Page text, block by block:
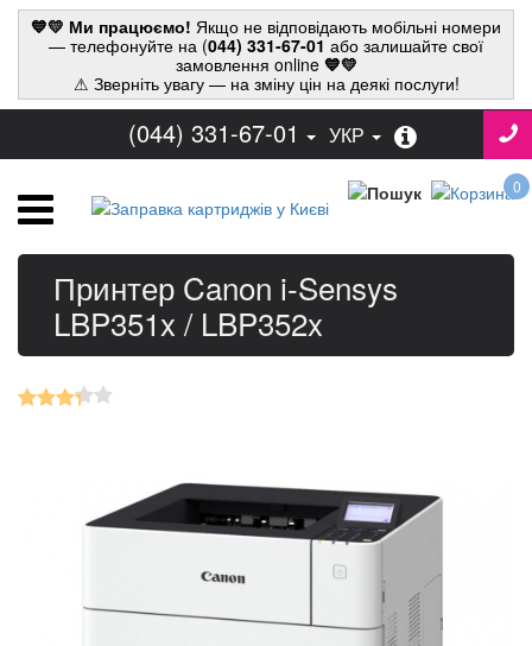
💙💛 Ми працюємо! Якщо не відповідають мобільні номери
— телефонуйте на (044) 331-67-01 або залишайте свої
замовлення online💙💛
⚠ Зверніть увагу — на зміну цін на деякі послуги!
(044) 331-67-01 УКР
0
Принтер Canon i-Sensys
LBP351x / LBP352x